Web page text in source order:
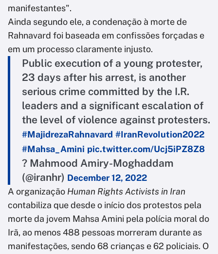
manifestantes".
Ainda segundo ele, a condenação à morte de
Rahnavard foi baseada em confissões forçadas e
em um processo claramente injusto.
Public execution of a young protester,
23 days after his arrest, is another
serious crime committed by the I.R.
leaders and a significant escalation of
the level of violence against protesters.
#MajidrezaRahnavard #IranRevoIution2022
#Mahsa_Amini pic.twitter.com/Ucj5iPZ8Z8
? Mahmood Amiry-Moghaddam
(@iranhr) December 12, 2022
A organização Human Rights Activists in Iran
contabiliza que desde o início dos protestos pela
morte da jovem Mahsa Amini pela polícia moral do
Irã, ao menos 488 pessoas morreram durante as
manifestações, sendo 68 crianças e 62 policiais. O